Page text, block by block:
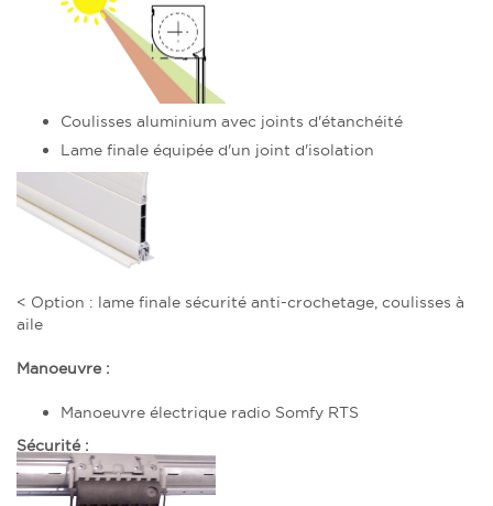
Coulisses aluminium avec joints d'étanchéité
Lame finale équipée d'un joint d'isolation
< Option : lame finale sécurité anti-crochetage, coulisses à
aile
Manoeuvre :
Manoeuvre électrique radio Somfy RTS
Sécurité :